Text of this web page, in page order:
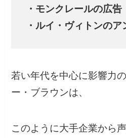
・モンクレールの広告
・ルイ・ヴィトンのア
若い年代を中心に影響力
ー・ブラウンは、
このように大手企業から